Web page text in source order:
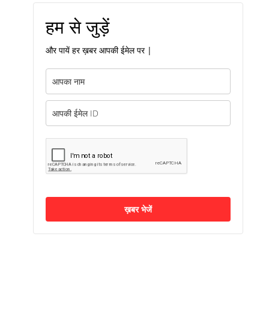
हम से जुड़ें
और पायें हर ख़बर आपकी ईमेल पर |
ख़बर भेजें